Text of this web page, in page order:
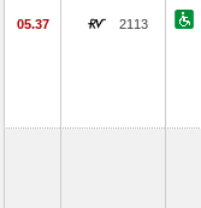
05.37 2113